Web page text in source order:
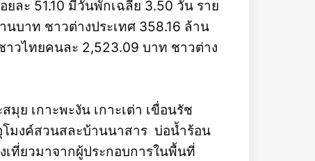
ละ 51.10 มีวันพักเฉลี่ย 3.50 วัน ราย
บาท ชาวต่างประเทศ 358.16 ล้าน
วไทยคนละ 2,523.09 บาท ชาวต่าง
ย เกาะพะงัน เกาะเต่า เขื่อนรัช
โมงค์สวนสละบ้านนาสาร บ่อน้ำร้อน
ที่ยวมาจากผู้ประกอบการในพื้นที่